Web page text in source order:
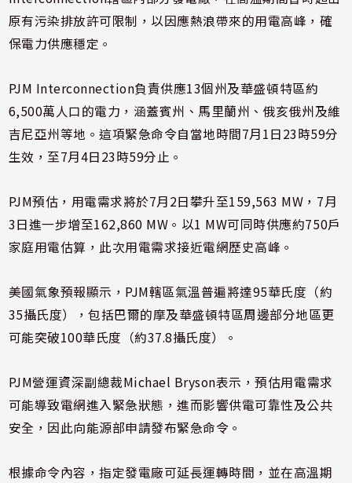
原有污染排放許可限制，以因應熱浪帶來的用電高峰，確
保電力供應穩定。
PJM Interconnection負責供應13個州及華盛頓特區約
6,500萬人口的電力，涵蓋賓州、馬里蘭州、俄亥俄州及維
吉尼亞州等地。這項緊急命令自當地時間7月1日23時59分
生效，至7月4日23時59分止。
PJM預估，用電需求將於7月2日攀升至159,563 MW，7月
3日進一步增至162,860 MW。以1 MW可同時供應約750戶
家庭用電估算，此次用電需求接近電網歷史高峰。
美國氣象預報顯示，PJM轄區氣溫普遍將達95華氏度（約
35攝氏度），包括巴爾的摩及華盛頓特區周邊部分地區更
可能突破100華氏度（約37.8攝氏度）。
PJM營運資深副總裁Michael Bryson表示，預估用電需求
可能導致電網進入緊急狀態，進而影響供電可靠性及公共
安全，因此向能源部申請發布緊急命令。
根據命令內容，指定發電廠可延長運轉時間，並在高溫期